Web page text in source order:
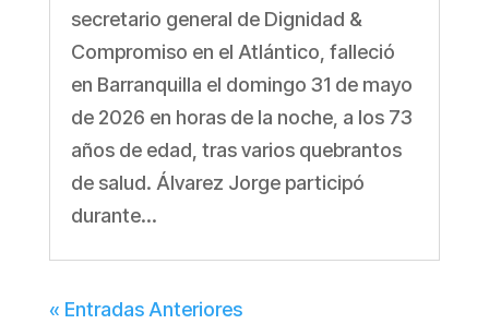
secretario general de Dignidad &
Compromiso en el Atlántico, falleció
en Barranquilla el domingo 31 de mayo
de 2026 en horas de la noche, a los 73
años de edad, tras varios quebrantos
de salud. Álvarez Jorge participó
durante...
« Entradas Anteriores